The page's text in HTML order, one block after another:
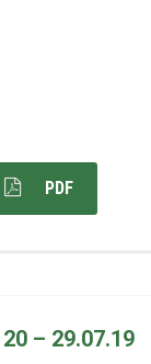
PDF
– 29.07.19